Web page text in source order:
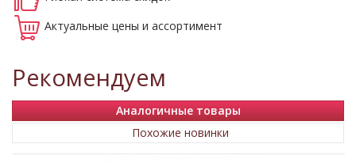
Актуальные цены и ассортимент
Рекомендуем
Аналогичные товары
Похожие новинки